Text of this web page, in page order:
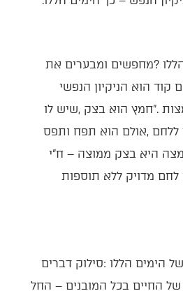
מה‭ ‬אנו‭ ‬עושים‭ ‬בימים‭ ‬הללו‭? ‬מחפשים‭ ‬ומבערים‭ ‬את‭
‬החמץ‭! ‬ביעור‭ ‬חמץ‭ ‬כשם‭ ‬קוד‭ ‬הוא‭ ‬הניקיון‭ ‬הנפשי‭
‬והתרבותי‭ ‬מכל‭ ‬ה"החמצות‮"‬‭. ‬חמץ‭ ‬הוא‭ ‬בצק‭, ‬שיש‭ ‬לו‭
‬ערך‭ ‬מצד‭ ‬עצמו‭ ‬כבסיס‭ ‬ללחם‭, ‬אולם‭ ‬הוא‭ ‬תפח‭ ‬ותפס‭
‬יותר‭ ‬מדי‭ ‬מקום‭. ‬ואילו‭ ‬מצה‭ ‬היא‭ ‬בצק‭ ‬ממוצה‭ ‬‮–‬‭ ‬ח"י‭
‬דקות‭ ‬‮–‬‭ ‬שמעניקות‭ ‬לנו‭ ‬לחם‭ ‬מדויק‭ ‬ללא‭ ‬תוספות‭
זוהי‭ ‬העמדה‭ ‬הנפשית‭ ‬של‭ ‬הימים‭ ‬הללו‭: ‬סילוק‭ ‬דברים‭
‬מיותרים‭, ‬ארגון‭ ‬מחדש‭ ‬של‭ ‬החיים‭ ‬בכל‭ ‬המובנים‭ ‬‮–‬‭ ‬החל‭